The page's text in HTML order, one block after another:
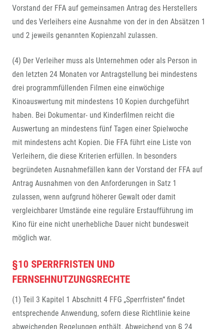
Vorstand der FFA auf gemeinsamen Antrag des Herstellers
und des Verleihers eine Ausnahme von der in den Absätzen 1
und 2 jeweils genannten Kopienzahl zulassen.
(4) Der Verleiher muss als Unternehmen oder als Person in
den letzten 24 Monaten vor Antragstellung bei mindestens
drei programmfüllenden Filmen eine einwöchige
Kinoauswertung mit mindestens 10 Kopien durchgeführt
haben. Bei Dokumentar- und Kinderfilmen reicht die
Auswertung an mindestens fünf Tagen einer Spielwoche
mit mindestens acht Kopien. Die FFA führt eine Liste von
Verleihern, die diese Kriterien erfüllen. In besonders
begründeten Ausnahmefällen kann der Vorstand der FFA auf
Antrag Ausnahmen von den Anforderungen in Satz 1
zulassen, wenn aufgrund höherer Gewalt oder damit
vergleichbarer Umstände eine reguläre Erstaufführung im
Kino für eine nicht unerhebliche Dauer nicht bundesweit
möglich war.
§10 SPERRFRISTEN UND
FERNSEHNUTZUNGSRECHTE
(1) Teil 3 Kapitel 1 Abschnitt 4 FFG „Sperrfristen“ findet
entsprechende Anwendung, sofern diese Richtlinie keine
abweichenden Regelungen enthält. Abweichend von § 24